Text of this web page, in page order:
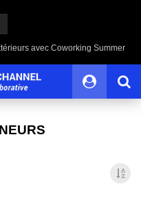
avec Coworking Summer